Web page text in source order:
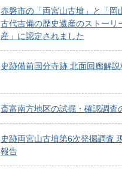
赤磐市の「両宮山古墳」と「岡
古代吉備の歴史遺産のストーリ
産」に認定されました
史跡備前国分寺跡 北面回廊解
斎富南方地区の試掘・確認調査
史跡両宮山古墳第6次発掘調査
報告